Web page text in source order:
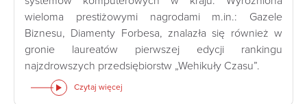
wieloma prestiżowymi nagrodami m.in.: Gazele
Biznesu, Diamenty Forbesa, znalazła się również w
gronie laureatów pierwszej edycji rankingu
najzdrowszych przedsiębiorstw „Wehikuły Czasu”.
Czytaj więcej